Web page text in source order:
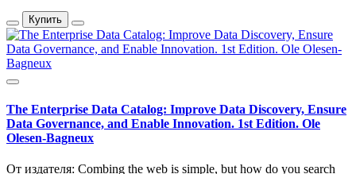
Купить
The Enterprise Data Catalog: Improve Data Discovery, Ensure
Data Governance, and Enable Innovation. 1st Edition. Ole
Olesen-Bagneux
От издателя: Combing the web is simple, but how do you search